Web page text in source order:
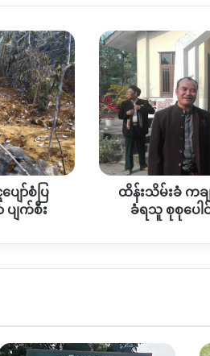
ော်စံပြ
ပျက်စီး
ထိန်းသိမ်း
ခံ
ကချင်
ဓမ္မဆရာ
၂
ဦး
နှင့်
တရား
စွဲ
၄
ထိန်းသိမ်းခံ ကခ
ခံရသူ စုစုပေ